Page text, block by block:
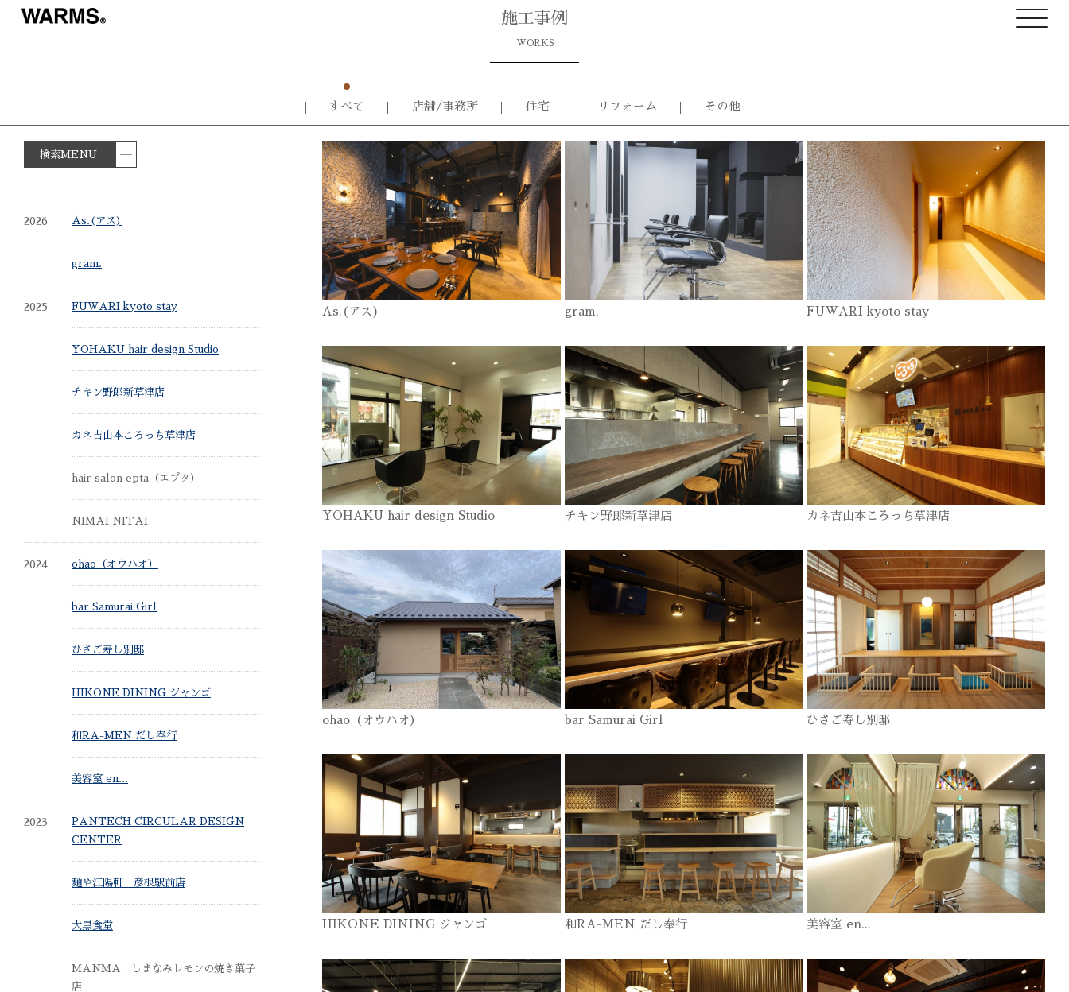
施工事例
WORKS
すべて 店舗/事務所 住宅 リフォーム その他
検索MENU
2026 As.(アス)
gram.
2025 FUWARI kyoto stay
YOHAKU hair design Studio
チキン野郎新草津店
カネ吉山本ころっち草津店
hair salon epta（エプタ）
NIMAI NITAI
2024 ohao（オウハオ）
bar Samurai Girl
ひさご寿し別邸
HIKONE DINING ジャンゴ
和RA-MEN だし奉行
美容室 en...
2023
PANTECH CIRCULAR DESIGN
CENTER
麺や江陽軒 彦根駅前店
大黒食堂
MANMA しまなみレモンの焼き菓子
店
As.(アス) gram. FUWARI kyoto stay
YOHAKU hair design Studio チキン野郎新草津店 カネ吉山本ころっち草津店
ohao（オウハオ） bar Samurai Girl ひさご寿し別邸
HIKONE DINING ジャンゴ 和RA-MEN だし奉行 美容室 en...